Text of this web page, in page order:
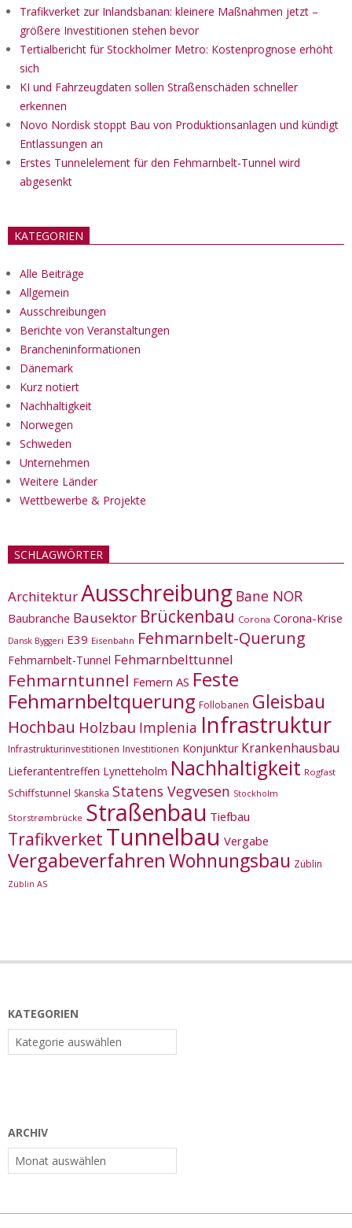
Trafikverket zur Inlandsbanan: kleinere Maßnahmen jetzt –
größere Investitionen stehen bevor
Tertialbericht für Stockholmer Metro: Kostenprognose erhöht
sich
KI und Fahrzeugdaten sollen Straßenschäden schneller
erkennen
Novo Nordisk stoppt Bau von Produktionsanlagen und kündigt
Entlassungen an
Erstes Tunnelelement für den Fehmarnbelt-Tunnel wird
abgesenkt
KATEGORIEN
Alle Beiträge
Allgemein
Ausschreibungen
Berichte von Veranstaltungen
Brancheninformationen
Dänemark
Kurz notiert
Nachhaltigkeit
Norwegen
Schweden
Unternehmen
Weitere Länder
Wettbewerbe & Projekte
SCHLAGWÖRTER
ArchitekturAusschreibung Bane NOR
Baubranche Bausektor Brückenbau Corona Corona-Krise
Dansk Byggeri E39 Eisenbahn Fehmarnbelt-Querung
Fehmarnbelt-Tunnel Fehmarnbelttunnel
Fehmarntunnel Femern AS Feste
Fehmarnbeltquerung Follobanen Gleisbau
Hochbau Holzbau Implenia Infrastruktur
Infrastrukturinvestitionen Investitionen Konjunktur Krankenhausbau
Lieferantentreffen Lynetteholm Nachhaltigkeit Rogfast
Schiffstunnel Skanska Statens Vegvesen Stockholm
Storstrømbrücke Straßenbau Tiefbau
Trafikverket Tunnelbau Vergabe
VergabeverfahrenWohnungsbau Züblin
Züblin AS
KATEGORIEN
Kategorien
ARCHIV
Archiv